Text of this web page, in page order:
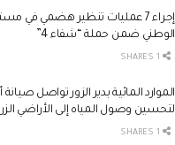
إجراء 7 عمليات تنظير هضمي في
الوطني ضمن حملة “شفاء 4”
الموارد المائية بدير الزور تواصل صيانة
لتحسين وصول المياه إلى الأراضي